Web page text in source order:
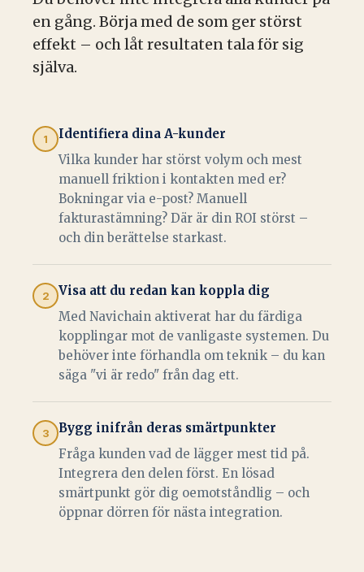
en gång. Börja med de som ger störst
effekt – och låt resultaten tala för sig
själva.
1
Identifiera dina A-kunder
Vilka kunder har störst volym och mest
manuell friktion i kontakten med er?
Bokningar via e-post? Manuell
fakturastämning? Där är din ROI störst –
och din berättelse starkast.
2
Visa att du redan kan koppla dig
Med Navichain aktiverat har du färdiga
kopplingar mot de vanligaste systemen. Du
behöver inte förhandla om teknik – du kan
säga "vi är redo" från dag ett.
3
Bygg inifrån deras smärtpunkter
Fråga kunden vad de lägger mest tid på.
Integrera den delen först. En lösad
smärtpunkt gör dig oemotståndlig – och
öppnar dörren för nästa integration.